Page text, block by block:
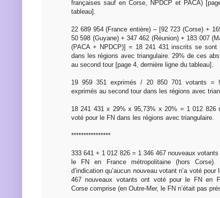
françaises sauf en Corse, NPDCP et PACA)
tableau].
22 689 954 (France entière) – [92 723 (Corse) +
50 598 (Guyane) + 347 462 (Réunion) + 183 007
(PACA + NPDCP)] = 18 241 431 inscrits se sont
dans les régions avec triangulaire. 29% de ces
au second tour [page 4, dernière ligne du tableau].
19 959 351 exprimés / 20 850 701 votants =
exprimés au second tour dans les régions avec
18 241 431 x 29% x 95,73% x 20% = 1 012 826
voté pour le FN dans les régions avec triangulaire.
****************
333 641 + 1 012 826 = 1 346 467 nouveaux
le FN en France métropolitaine (hors
d’indication qu’aucun nouveau votant n’a voté
467 nouveaux votants ont voté pour le FN en
Corse comprise (en Outre-Mer, le FN n’était pas